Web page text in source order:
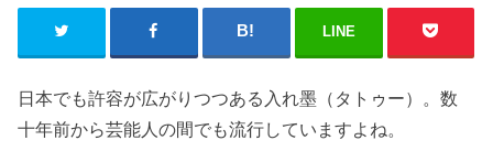
LINE
日本でも許容が広がりつつある入れ墨（タトゥー）。数
十年前から芸能人の間でも流行していますよね。